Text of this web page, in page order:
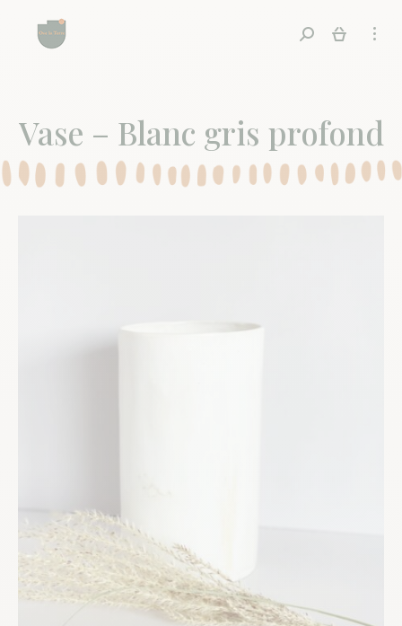
Recherche
Vase – Blanc gris profond